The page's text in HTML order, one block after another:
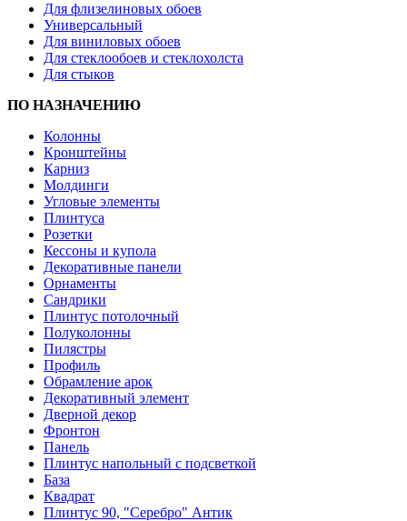
Для флизелиновых обоев
Универсальный
Для виниловых обоев
Для стеклообоев и стеклохолста
Для стыков
ПО НАЗНАЧЕНИЮ
Колонны
Кронштейны
Карниз
Молдинги
Угловые элементы
Плинтуса
Розетки
Кессоны и купола
Декоративные панели
Орнаменты
Сандрики
Плинтус потолочный
Полуколонны
Пилястры
Профиль
Обрамление арок
Декоративный элемент
Дверной декор
Фронтон
Панель
Плинтус напольный с подсветкой
База
Квадрат
Плинтус 90, "Серебро" Антик